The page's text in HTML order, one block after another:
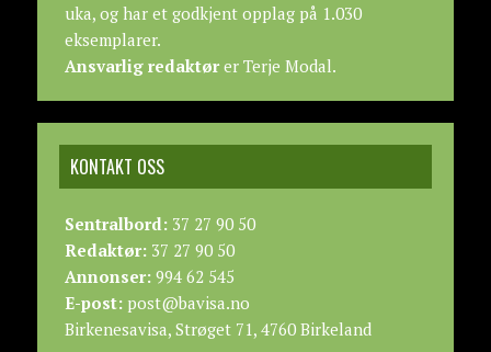
uka, og har et godkjent opplag på 1.030
eksemplarer.
Ansvarlig redaktører Terje Modal.
KONTAKT OSS
Sentralbord:37 27 90 50
Redaktør:37 27 90 50
Annonser:994 62 545
E-post:post@bavisa.no
Birkenesavisa, Strøget 71, 4760 Birkeland